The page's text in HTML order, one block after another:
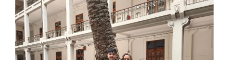
Formación Continua
Estudiantes